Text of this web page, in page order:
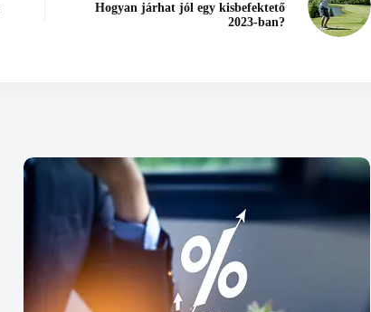
Hogyan járhat jól egy kisbefektető
2023-ban?